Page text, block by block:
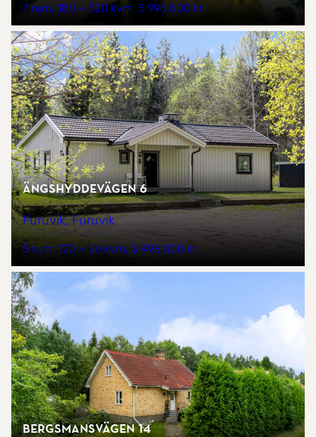
7 rum 180 + 320 kvm 5 995 000 kr
Ängshyddevägen 6
Furuvik, Furuvik
5 rum 120 + 26 kvm 3 495 000 kr
Bergsmansvägen 14